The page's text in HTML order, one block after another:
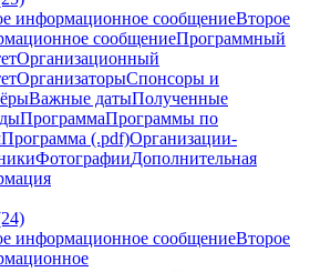
информационное сообщениеВторое
сообщениеПрограммный
Организационный
ОрганизаторыСпонсоры и
Важные датыПолученные
ПрограммаПрограммы по
Программа (.pdf)Организации-
ФотографииДополнительная
информационное сообщениеВторое